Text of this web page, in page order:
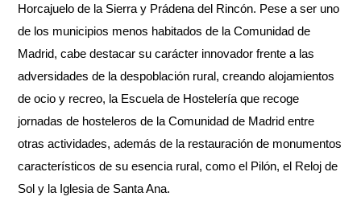
Horcajuelo de la Sierra y Prádena del Rincón. Pese a ser uno
de los municipios menos habitados de la Comunidad de
Madrid, cabe destacar su carácter innovador frente a las
adversidades de la despoblación rural, creando alojamientos
de ocio y recreo, la Escuela de Hostelería que recoge
jornadas de hosteleros de la Comunidad de Madrid entre
otras actividades, además de la restauración de monumentos
característicos de su esencia rural, como el Pilón, el Reloj de
Sol y la Iglesia de Santa Ana.